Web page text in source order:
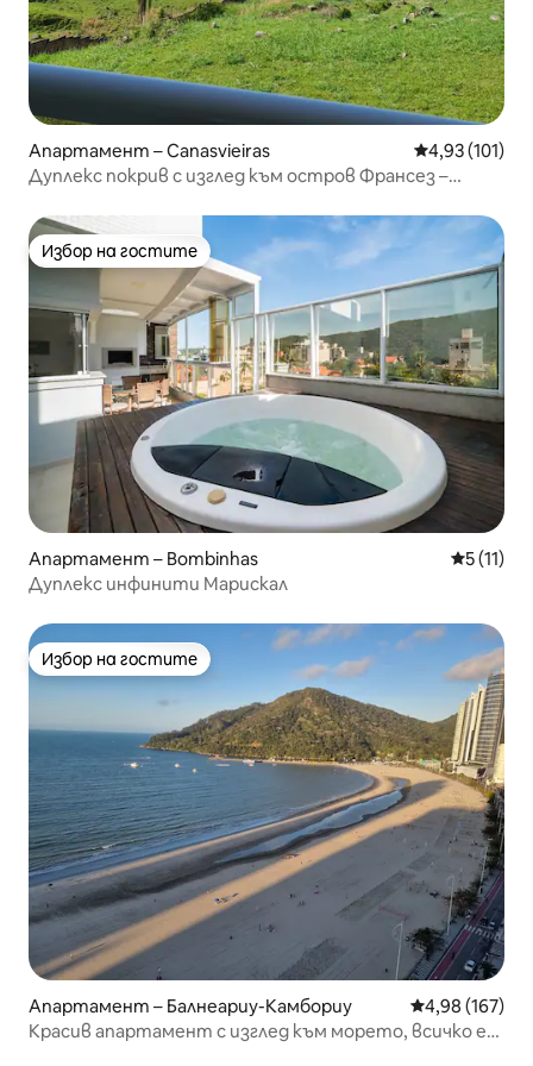
Апартамент – Canasvieiras Средна
4,93 (101)
Дуплекс покрив с изглед към остров Франсез –
Избор на гостите
Избор на гостите
Апартамент – Bombinhas Средна
5 (11)
Дуплекс инфинити Марискал
Избор на гостите
Избор на гостите
Апартамент – Балнеариу-Камбориу Средна
4,98 (167)
Красив апартамент с изглед към морето, всичко е